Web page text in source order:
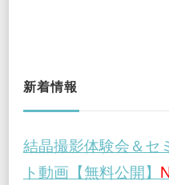
新着情報
結晶撮影体験会＆セ
ト動画【無料公開】